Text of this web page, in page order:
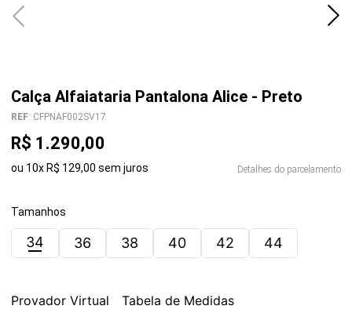
Calça Alfaiataria Pantalona Alice - Preto
REF: CFPNAF002SV17
R$ 1 .290,00
ou 10x R$ 129,00 sem juros Detalhes do parcelamento
Tamanhos
34 36 38 40 42 44
Provador Virtual Tabela de Medidas